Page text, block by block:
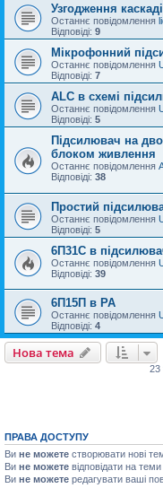
Узгодження
Останнє повідомлення
Відповіді: 9
Мікрофонний
Останнє повідомлення
Відповіді: 7
ALC в схемі
Останнє повідомлення
Відповіді: 5
Підсилювач на
блоком живлення
Останнє повідомлення
Відповіді: 38
Простий
Останнє повідомлення
Відповіді: 5
6П31С в
Останнє повідомлення
Відповіді: 39
6П15П в PA
Останнє повідомлення
Відповіді: 4
Нова тема
23
ПРАВА ДОСТУПУ
Ви не можете створювати нові
Ви не можете відповідати на
Ви не можете редагувати ваші